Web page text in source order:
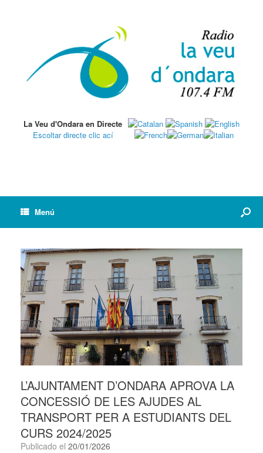
La Veu d'Ondara en Directe
Escoltar directe clic ací
Menú
L’AJUNTAMENT D’ONDARA APROVA LA
CONCESSIÓ DE LES AJUDES AL
TRANSPORT PER A ESTUDIANTS DEL
CURS 2024/2025
Publicado el 20/01/2026